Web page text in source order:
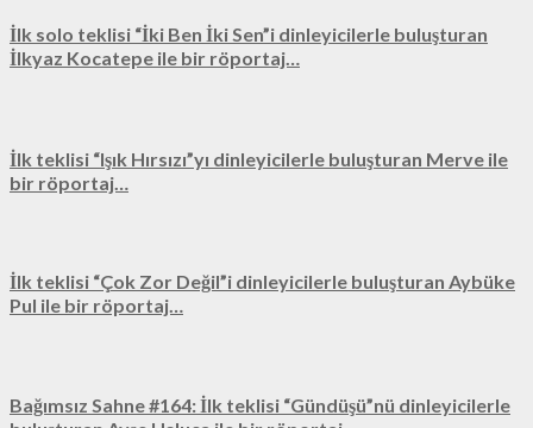
İlk solo teklisi “İki Ben İki Sen”i dinleyicilerle buluşturan
İlkyaz Kocatepe ile bir röportaj…
İlk teklisi “Işık Hırsızı”yı dinleyicilerle buluşturan Merve ile
bir röportaj…
İlk teklisi “Çok Zor Değil”i dinleyicilerle buluşturan Aybüke
Pul ile bir röportaj…
Bağımsız Sahne #164: İlk teklisi “Gündüşü”nü dinleyicilerle